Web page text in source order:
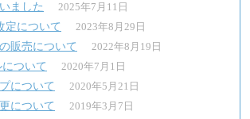
ました 2025年7月11日
定について 2023年8月29日
販売について 2022年8月19日
ついて 2020年7月1日
について 2020年5月21日
について 2019年3月7日